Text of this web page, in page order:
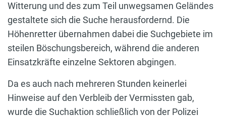
Witterung und des zum Teil unwegsamen Geländes
gestaltete sich die Suche herausfordernd. Die
Höhenretter übernahmen dabei die Suchgebiete im
steilen Böschungsbereich, während die anderen
Einsatzkräfte einzelne Sektoren abgingen.
Da es auch nach mehreren Stunden keinerlei
Hinweise auf den Verbleib der Vermissten gab,
wurde die Suchaktion schließlich von der Polizei